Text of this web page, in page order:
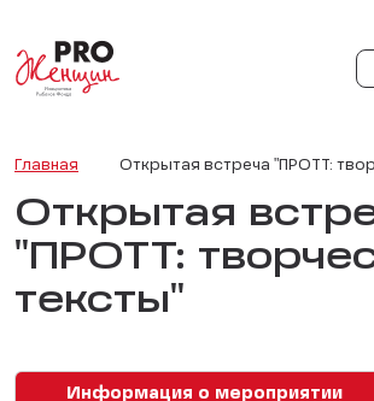
Главная Открытая встреча "ПРОТТ:
Открытая
"ПРОТТ:
тексты"
Информация о мероприятии